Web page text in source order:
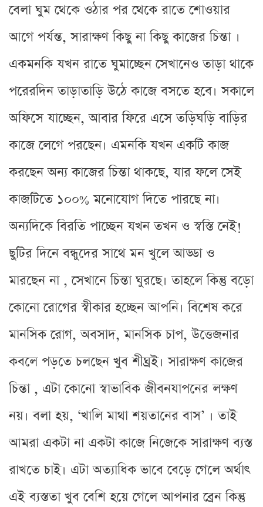
বেলা ঘুম থেকে ওঠার পর থেকে রাতে শোওয়ার
আগে পর্যন্ত, সারাক্ষণ কিছু না কিছু কাজের চিন্তা ।
একমনকি যখন রাতে ঘুমাচ্ছেন সেখানেও তাড়া থাকে
পরেরদিন তাড়াতাড়ি উঠে কাজে বসতে হবে। সকালে
অফিসে যাচ্ছেন, আবার ফিরে এসে তড়িঘড়ি বাড়ির
কাজে লেগে পরছেন। এমনকি যখন একটি কাজ
করছেন অন্য কাজের চিন্তা থাকছে, যার ফলে সেই
কাজটিতে ১০০% মনোযোগ দিতে পারছে না।
অন্যদিকে বিরতি পাচ্ছেন যখন তখন ও স্বস্তি নেই!
ছুটির দিনে বন্ধুদের সাথে মন খুলে আড্ডা ও
মারছেন না , সেখানে চিন্তা ঘুরছে। তাহলে কিন্তু বড়ো
কোনো রোগের স্বীকার হচ্ছেন আপনি। বিশেষ করে
মানসিক রোগ, অবসাদ, মানসিক চাপ, উত্তেজনার
কবলে পড়তে চলছেন খুব শীঘ্রই। সারাক্ষণ কাজের
চিন্তা , এটা কোনো স্বাভাবিক জীবনযাপনের লক্ষণ
নয়। বলা হয়, ‘খালি মাথা শয়তানের বাস’ । তাই
আমরা একটা না একটা কাজে নিজেকে সারাক্ষণ ব্যস্ত
রাখতে চাই। এটা অত্যাধিক ভাবে বেড়ে গেলে অর্থাৎ
এই ব্যস্ততা খুব বেশি হয়ে গেলে আপনার ব্রেন কিন্তু